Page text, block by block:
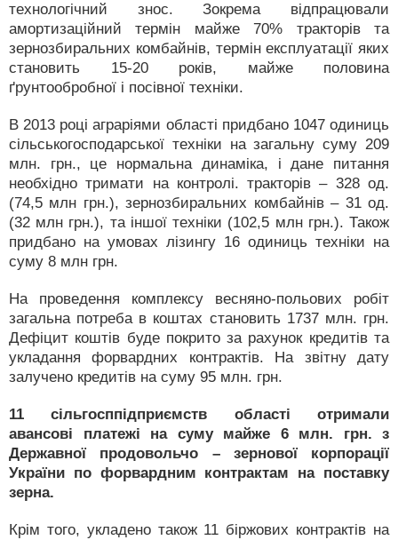
технологічний знос. Зокрема відпрацювали
амортизаційний термін майже 70% тракторів та
зернозбиральних комбайнів, термін експлуатації яких
становить 15-20 років, майже половина
ґрунтообробної і посівної техніки.
В 2013 році аграріями області придбано 1047 одиниць
сільськогосподарської техніки на загальну суму 209
млн. грн., це нормальна динаміка, і дане питання
необхідно тримати на контролі. тракторів – 328 од.
(74,5 млн грн.), зернозбиральних комбайнів – 31 од.
(32 млн грн.), та іншої техніки (102,5 млн грн.). Також
придбано на умовах лізингу 16 одиниць техніки на
суму 8 млн грн.
На проведення комплексу весняно-польових робіт
загальна потреба в коштах становить 1737 млн. грн.
Дефіцит коштів буде покрито за рахунок кредитів та
укладання форвардних контрактів. На звітну дату
залучено кредитів на суму 95 млн. грн.
11 сільгосппідприємств області отримали
авансові платежі на суму майже 6 млн. грн. з
Державної продовольчо – зернової корпорації
України по форвардним контрактам на поставку
зерна.
Крім того, укладено також 11 біржових контрактів на